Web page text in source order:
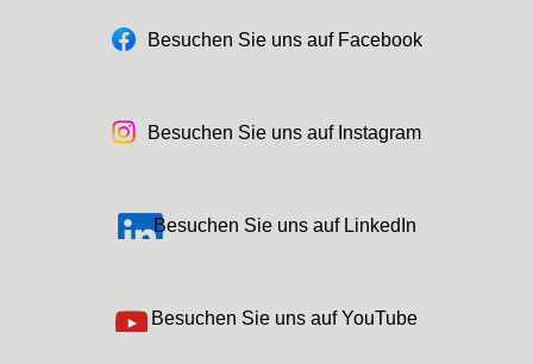
Besuchen Sie uns auf Facebook
Besuchen Sie uns auf Instagram
Besuchen Sie uns auf LinkedIn
Besuchen Sie uns auf YouTube